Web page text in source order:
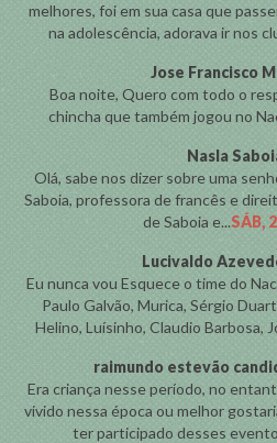
melhores, foi em sua casa que
na adolescência, adorava ir nos
Jose Francisco
Boa noite, Quero com todo o
chincha que também jogou no
Nasla
Olá, sabe nos dizer sobre uma
Saboia, professora de francês e
de Saboia e...SÁB,
Lucivaldo
Eu nunca vou Esquece o time do
Paulo Galvão, Murica, Sérgio
Helino, Luísinho, Claudio Barbosa,
raimundo estevão
Era criança nesse período, no
vivido nessa época ou melhor
ter participado desses